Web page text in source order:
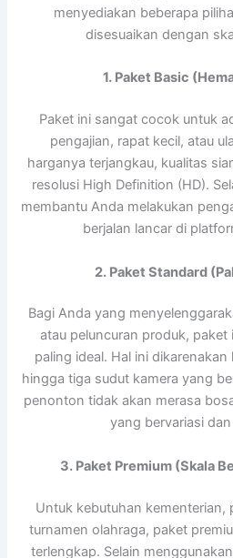
menyediakan beberapa
disesuaikan dengan
1. Paket Basic
Paket ini sangat cocok untuk
pengajian, rapat kecil, atau
harganya terjangkau, kualitas
resolusi High Definition (HD).
membantu Anda melakukan
berjalan lancar di
2. Paket Standard
Bagi Anda yang
atau peluncuran produk, paket
paling ideal. Hal ini
hingga tiga sudut kamera yang
penonton tidak akan merasa
yang bervariasi
3. Paket Premium (Skala
Untuk kebutuhan kementerian,
turnamen olahraga, paket
terlengkap. Selain